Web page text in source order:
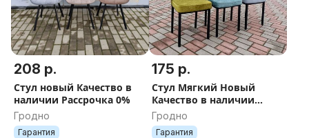
208 р.
Стул новый Качество в
наличии Рассрочка 0%
Гродно
Гарантия
175 р.
Стул Мягкий Новый
Качество в наличии
Рассрочка 0%
Гродно
Гарантия